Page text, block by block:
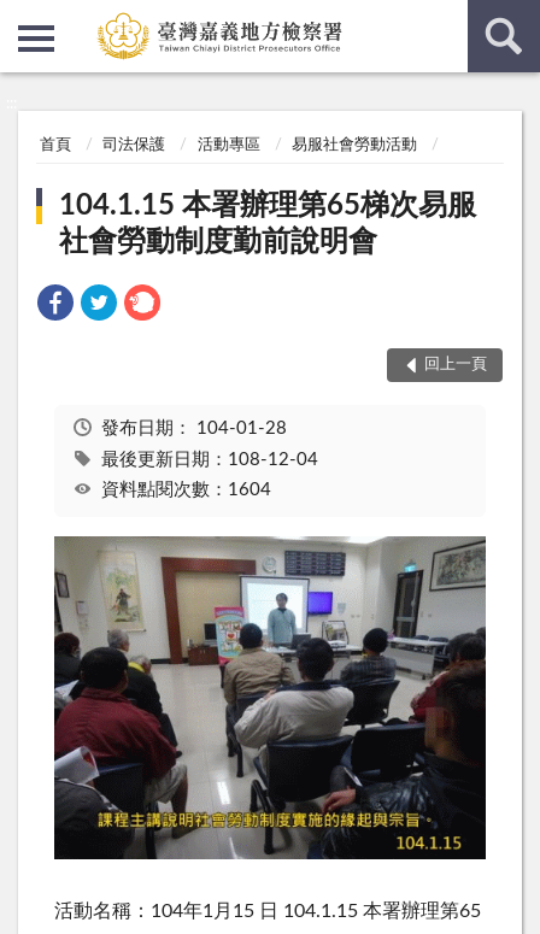
首頁 司法保護 活動專區 易服社會勞動活動
104.1.15 本署辦理第65梯次易服
社會勞動制度勤前說明會
回上一頁
發布日期： 104-01-28
最後更新日期：108-12-04
資料點閱次數：1604
活動名稱：104年1月15 日 104.1.15 本署辦理第65